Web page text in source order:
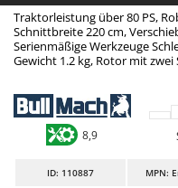
Akku-Stichsägen
Alu-Teleskopleitern
Anbaubagger
Aschesauger
Astkettensägen -
Aima
Airmec
AL-KO
ALA 2000
Alce
Alpina
Ama
Traktorleistung über 80 PS,
Schnittbreite 220 cm,
Serienmäßige Werkzeuge
Gewicht 1.2 kg, Rotor mit zwei
8,9
ID: 110887 MPN: